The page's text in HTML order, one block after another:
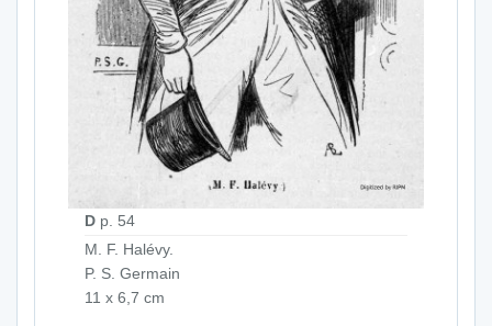
D p. 54
M. F. Halévy.
P. S. Germain
11 x 6,7 cm